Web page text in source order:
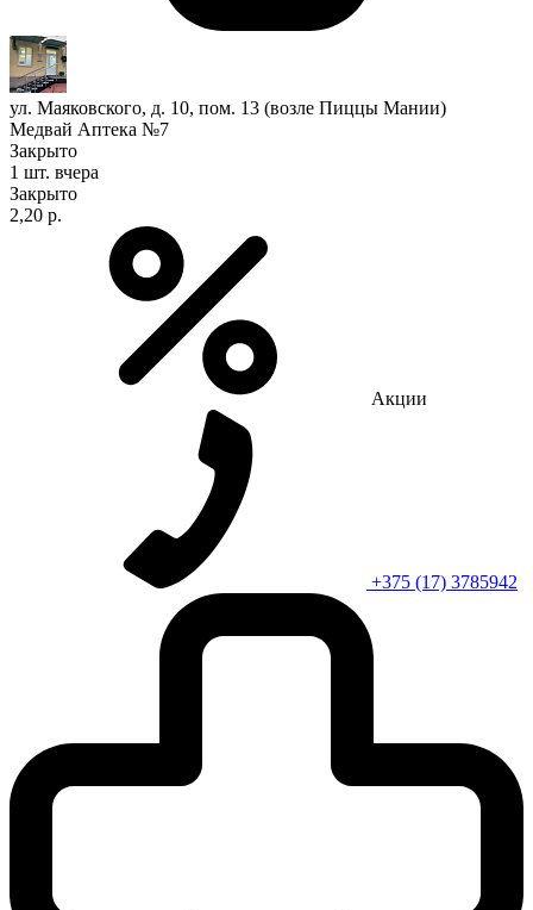
ул. Маяковского, д. 10, пом. 13 (возле Пиццы Мании)
Медвай Аптека №7
Закрыто
1 шт. вчера
Закрыто
2,20 р.
Акции
+375 (17) 3785942